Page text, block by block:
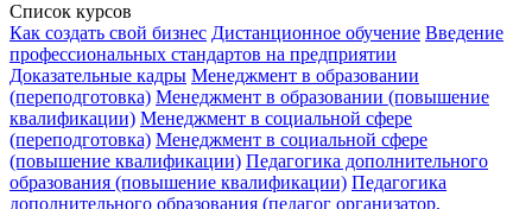
Список курсов
Как создать свой бизнес Дистанционное обучение Введение
профессиональных стандартов на предприятии
Доказательные кадры Менеджмент в образовании
(переподготовка) Менеджмент в образовании (повышение
квалификации) Менеджмент в социальной сфере
(переподготовка) Менеджмент в социальной сфере
(повышение квалификации) Педагогика дополнительного
образования (повышение квалификации) Педагогика
дополнительного образования (педагог организатор,